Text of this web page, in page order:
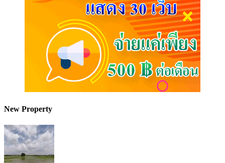
New Property